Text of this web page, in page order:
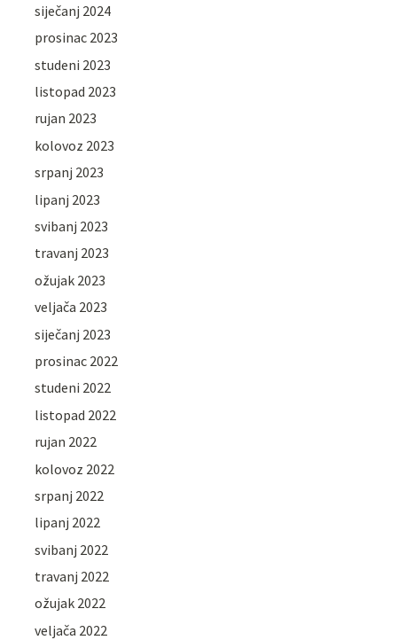
siječanj 2024
prosinac 2023
studeni 2023
listopad 2023
rujan 2023
kolovoz 2023
srpanj 2023
lipanj 2023
svibanj 2023
travanj 2023
ožujak 2023
veljača 2023
siječanj 2023
prosinac 2022
studeni 2022
listopad 2022
rujan 2022
kolovoz 2022
srpanj 2022
lipanj 2022
svibanj 2022
travanj 2022
ožujak 2022
veljača 2022